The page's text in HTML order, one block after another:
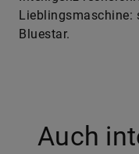
Lieblingsmaschine:
Bluestar.
Auch